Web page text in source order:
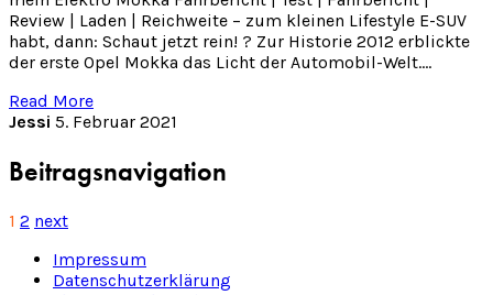
Review | Laden | Reichweite – zum kleinen Lifestyle E-SUV
habt, dann: Schaut jetzt rein! ? Zur Historie 2012 erblickte
der erste Opel Mokka das Licht der Automobil-Welt.…
Read More
Jessi 5. Februar 2021
Beitragsnavigation
1 2 next
Impressum
Datenschutzerklärung